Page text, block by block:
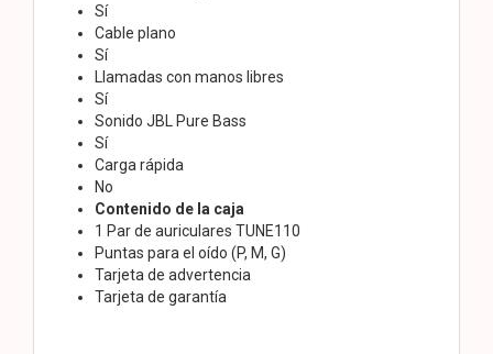
Sí
Cable plano
Sí
Llamadas con manos libres
Sí
Sonido JBL Pure Bass
Sí
Carga rápida
No
Contenido de la caja
1 Par de auriculares TUNE110
Puntas para el oído (P, M, G)
Tarjeta de advertencia
Tarjeta de garantía